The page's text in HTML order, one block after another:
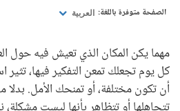
الصفحة متوفرة باللغة: العربية
مهما يكن المكان الذي تعيش فيه حول
كل يوم تجعلك تمعن التفكير فيها،
أن تكون مختلفة، أو تمنحك الأمل.